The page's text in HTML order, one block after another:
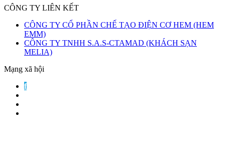
CÔNG TY LIÊN KẾT
CÔNG TY CỔ PHẦN CHẾ TẠO ĐIỆN CƠ HEM (HEM
EMM)
CÔNG TY TNHH S.A.S-CTAMAD (KHÁCH SẠN
MELIA)
Mạng xã hội
f